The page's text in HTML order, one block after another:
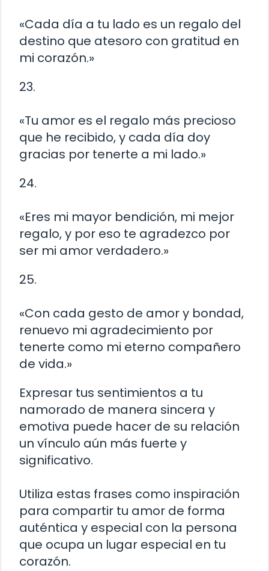
«Cada día a tu lado es un regalo del
destino que atesoro con gratitud en
mi corazón.»
23.
«Tu amor es el regalo más precioso
que he recibido, y cada día doy
gracias por tenerte a mi lado.»
24.
«Eres mi mayor bendición, mi mejor
regalo, y por eso te agradezco por
ser mi amor verdadero.»
25.
«Con cada gesto de amor y bondad,
renuevo mi agradecimiento por
tenerte como mi eterno compañero
de vida.»
Expresar tus sentimientos a tu
namorado de manera sincera y
emotiva puede hacer de su relación
un vínculo aún más fuerte y
significativo.
Utiliza estas frases como inspiración
para compartir tu amor de forma
auténtica y especial con la persona
que ocupa un lugar especial en tu
corazón.